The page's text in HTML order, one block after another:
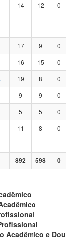
14 12 0
17 9 0
16 15 0
19 8 0
9 9 0
5 5 0
11 8 0
892 598 0
Acadêmico
Acadêmico e